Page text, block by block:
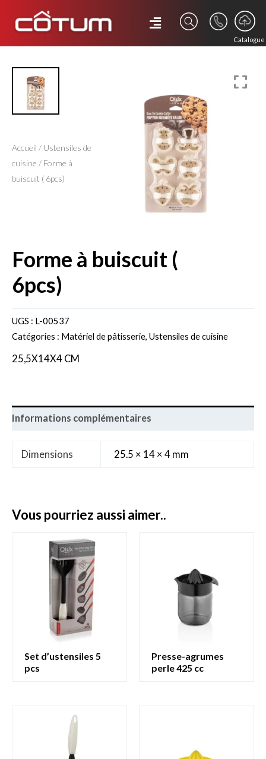
Catalogue
Accueil / Ustensiles de
cuisine / Forme à
buiscuit ( 6pcs)
forme à buiscuit (
6pcs)
UGS : L-00537
Catégories : Matériel de pâtisserie, Ustensiles de cuisine
25,5X14X4 CM
Informations complémentaires
Dimensions 25.5 × 14 × 4 mm
vous pourriez aussi aimer..
set d’ustensiles 5
pcs
presse-agrumes
perle 425 cc